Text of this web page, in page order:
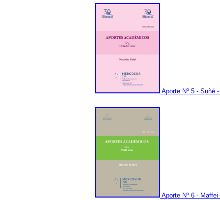
Aporte Nº 5 - Suñé
Aporte Nº 6 - Maffei